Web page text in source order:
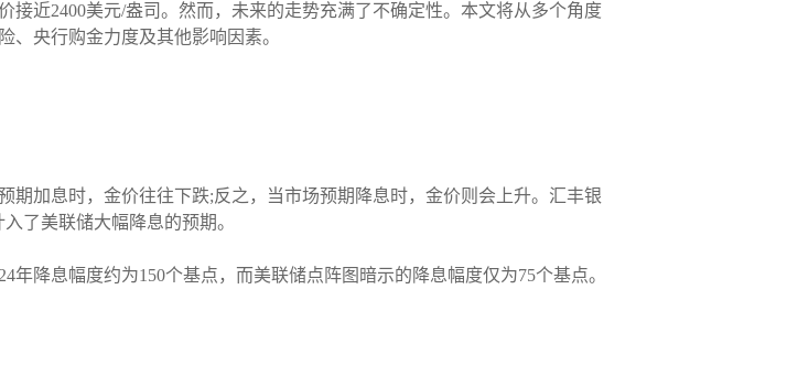
近2400美元/盎司。然而，未来的走势充满了不确定性。本文将从多个角度
、央行购金力度及其他影响因素。
加息时，金价往往下跌;反之，当市场预期降息时，金价则会上升。汇丰银
了美联储大幅降息的预期。
降息幅度约为150个基点，而美联储点阵图暗示的降息幅度仅为75个基点。